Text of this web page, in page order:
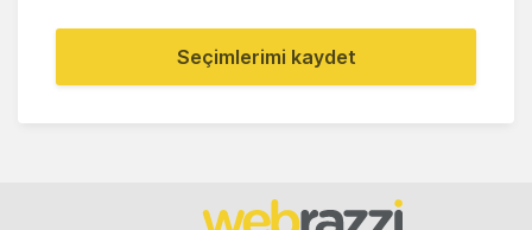
Seçimlerimi kaydet